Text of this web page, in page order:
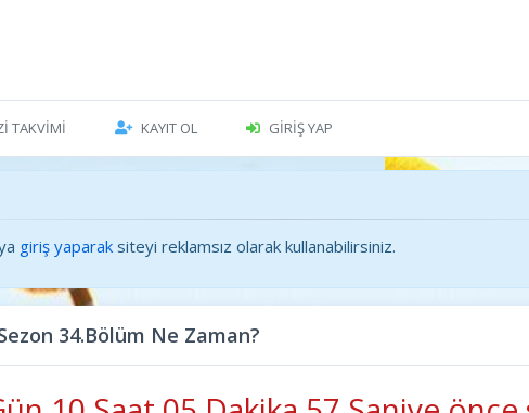
TAKVIMI KAYIT OL GIRIŞ YAP
giriş yaparak siteyi reklamsız olarak kullanabilirsiniz.
34.Bölüm Ne Zaman?